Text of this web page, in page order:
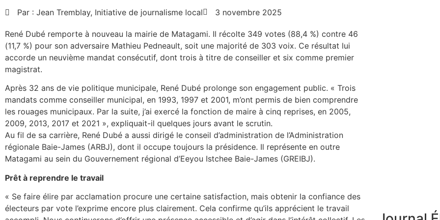
Par : Jean Tremblay, Initiative de journalisme local 3 novembre 2025
René Dubé remporte à nouveau la mairie de Matagami. Il récolte 349 votes (88,4 %) contre 46
(11,7 %) pour son adversaire Mathieu Pedneault, soit une majorité de 303 voix. Ce résultat lui
accorde un neuvième mandat consécutif, dont trois à titre de conseiller et six comme premier
magistrat.
Après 32 ans de vie politique municipale, René Dubé prolonge son engagement public. « Trois
mandats comme conseiller municipal, en 1993, 1997 et 2001, m’ont permis de bien comprendre
les rouages municipaux. Par la suite, j’ai exercé la fonction de maire à cinq reprises, en 2005,
2009, 2013, 2017 et 2021 », expliquait-il quelques jours avant le scrutin.
Au fil de sa carrière, René Dubé a aussi dirigé le conseil d’administration de l’Administration
régionale Baie-James (ARBJ), dont il occupe toujours la présidence. Il représente en outre
Matagami au sein du Gouvernement régional d’Eeyou Istchee Baie-James (GREIBJ).
Prêt à reprendre le travail
« Se faire élire par acclamation procure une certaine satisfaction, mais obtenir la confiance des
électeurs par vote l’exprime encore plus clairement. Cela confirme qu’ils apprécient le travail